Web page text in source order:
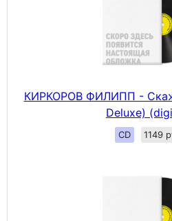
КИРКОРОВ ФИЛИПП -
Deluxe)
CD 1149